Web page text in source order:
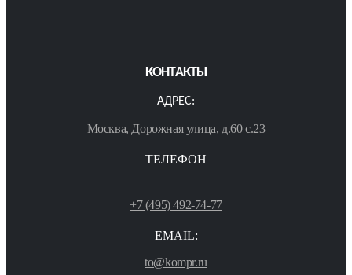
КОНТАКТЫ
АДРЕС:
Москва, Дорожная улица, д.60 с.23
ТЕЛЕФОН
+7 (495) 492-74-77
EMAIL:
to@kompr.ru